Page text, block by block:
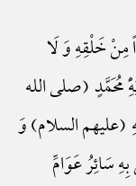
مِنْ خَلْقِهِ وَ لَا
مُحَمَّدٍ (صلی الله
(علیهم السلام) وَ
سَائِرُ عَوَامِّ